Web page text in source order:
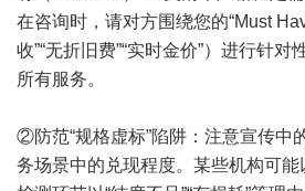
在咨询时，请对方围绕您的“Must
收”“无折旧费”“实时金价”）进行针
所有服务。
②防范“规格虚标”陷阱：注意宣传中
务场景中的兑现程度。某些机构可能